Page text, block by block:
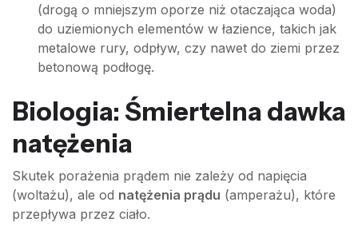
(drogą o mniejszym oporze niż otaczająca woda)
do uziemionych elementów w łazience, takich jak
metalowe rury, odpływ, czy nawet do ziemi przez
betonową podłogę.
Biologia: Śmiertelna dawka
natężenia
Skutek porażenia prądem nie zależy od napięcia
(woltażu), ale od natężenia prądu (amperażu), które
przepływa przez ciało.